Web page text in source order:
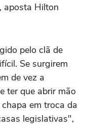
aposta Hilton
pelo clã de
Se surgirem
de vez a
ter que abrir mão
em troca da
legislativas",